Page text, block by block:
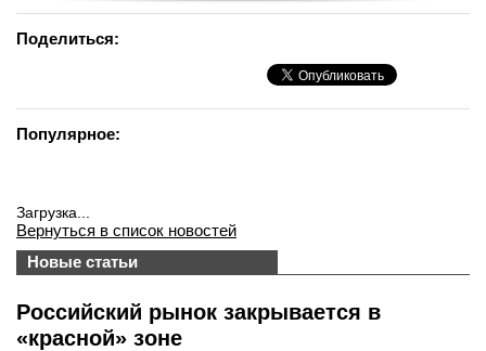
Поделиться:
Популярное:
Загрузка...
Вернуться в список новостей
Новые статьи
Российский рынок закрывается в
«красной» зоне